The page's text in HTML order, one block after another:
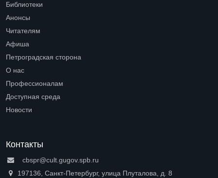
Библиотеки
Анонсы
Читателям
Афиша
Петроградская сторона
О нас
Профессионалам
Доступная среда
Новости
Контакты
cbspr@cult.gugov.spb.ru
197136, Санкт-Петербург, улица Плуталова, д. 8